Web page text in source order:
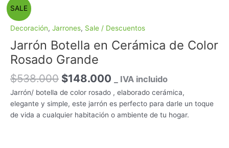
SALE
Decoración, Jarrones, Sale / Descuentos
Jarrón Botella en Cerámica de Color
Rosado Grande
$538.000
original
era:
$538.000.
$148.000
actual
es:
$148.000.
_ IVA incluido
Jarrón/ botella de color rosado , elaborado cerámica,
elegante y simple, este jarrón es perfecto para darle un toque
de vida a cualquier habitación o ambiente de tu hogar.
Jarrón
Botella
en
Cerámica
de
Color
Rosado
Grande
cantidad